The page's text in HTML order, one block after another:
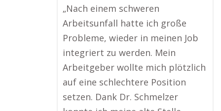
„Nach einem schweren
Arbeitsunfall hatte ich große
Probleme, wieder in meinen Job
integriert zu werden. Mein
Arbeitgeber wollte mich plötzlich
auf eine schlechtere Position
setzen. Dank Dr. Schmelzer